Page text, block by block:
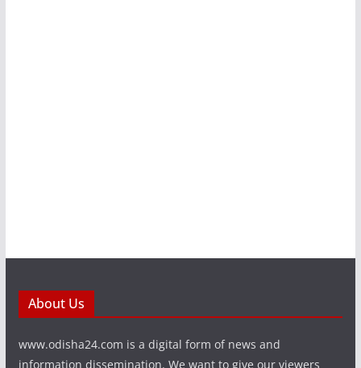
About Us
www.odisha24.com is a digital form of news and
information dissemination. We want to give our viewers